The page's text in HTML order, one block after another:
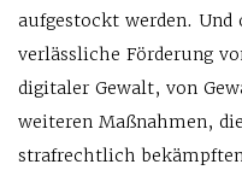
aufgestockt werden.
verlässliche Förderung
digitaler Gewalt, von
weiteren Maßnahmen,
strafrechtlich